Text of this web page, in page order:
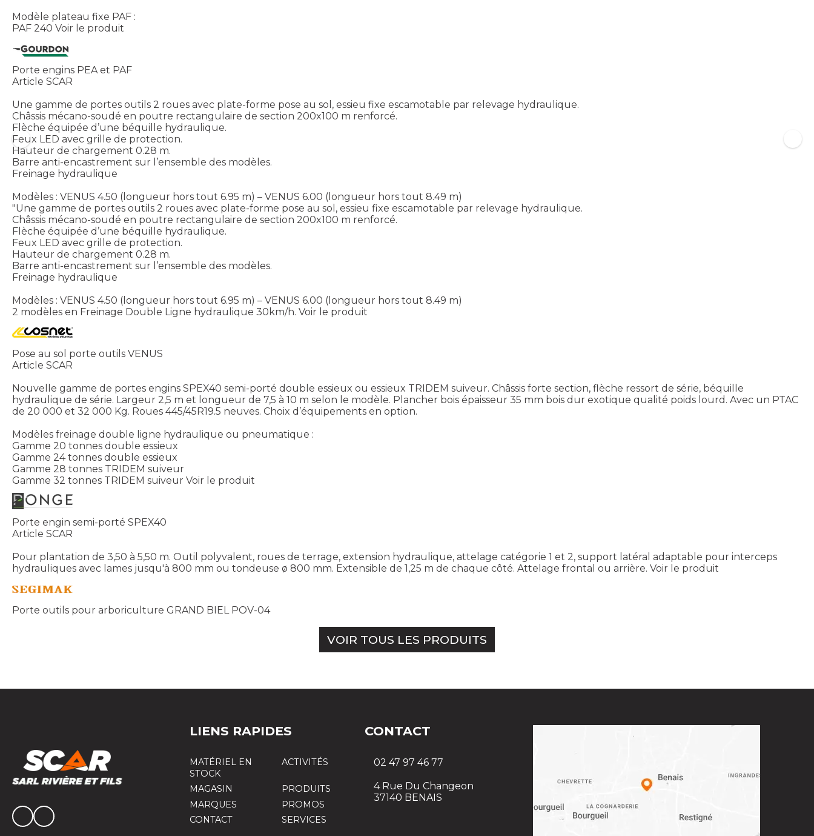
Modèle plateau fixe PAF :
PAF 240 Voir le produit
Porte engins PEA et PAF
Article SCAR
Une gamme de portes outils 2 roues avec plate-forme pose au sol, essieu fixe escamotable par relevage hydraulique.
Châssis mécano-soudé en poutre rectangulaire de section 200x100 m renforcé.
Flèche équipée d’une béquille hydraulique.
Feux LED avec grille de protection.
Hauteur de chargement 0.28 m.
Barre anti-encastrement sur l’ensemble des modèles.
Freinage hydraulique
Modèles : VENUS 4.50 (longueur hors tout 6.95 m) – VENUS 6.00 (longueur hors tout 8.49 m)
"Une gamme de portes outils 2 roues avec plate-forme pose au sol, essieu fixe escamotable par relevage hydraulique.
Châssis mécano-soudé en poutre rectangulaire de section 200x100 m renforcé.
Flèche équipée d’une béquille hydraulique.
Feux LED avec grille de protection.
Hauteur de chargement 0.28 m.
Barre anti-encastrement sur l’ensemble des modèles.
Freinage hydraulique
Modèles : VENUS 4.50 (longueur hors tout 6.95 m) – VENUS 6.00 (longueur hors tout 8.49 m)
2 modèles en Freinage Double Ligne hydraulique 30km/h. Voir le produit
Pose au sol porte outils VENUS
Article SCAR
Nouvelle gamme de portes engins SPEX40 semi-porté double essieux ou essieux TRIDEM suiveur. Châssis forte section, flèche ressort de série, béquille
hydraulique de série. Largeur 2,5 m et longueur de 7,5 à 10 m selon le modèle. Plancher bois épaisseur 35 mm bois dur exotique qualité poids lourd. Avec un PTAC
de 20 000 et 32 000 Kg. Roues 445/45R19.5 neuves. Choix d’équipements en option.
Modèles freinage double ligne hydraulique ou pneumatique :
Gamme 20 tonnes double essieux
Gamme 24 tonnes double essieux
Gamme 28 tonnes TRIDEM suiveur
Gamme 32 tonnes TRIDEM suiveur Voir le produit
Porte engin semi-porté SPEX40
Article SCAR
Pour plantation de 3,50 à 5,50 m. Outil polyvalent, roues de terrage, extension hydraulique, attelage catégorie 1 et 2, support latéral adaptable pour interceps
hydrauliques avec lames jusqu'à 800 mm ou tondeuse ø 800 mm. Extensible de 1,25 m de chaque côté. Attelage frontal ou arrière. Voir le produit
Porte outils pour arboriculture GRAND BIEL POV-04
VOIR TOUS LES PRODUITS
LIENS RAPIDES
MATÉRIEL EN
STOCK
ACTIVITÉS
MAGASIN
PRODUITS
MARQUES
PROMOS
CONTACT
SERVICES
CONTACT
02 47 97 46 77
4 Rue Du Changeon
37140 BENAIS